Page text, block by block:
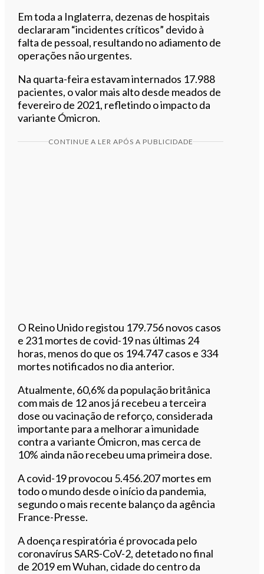
Em toda a Inglaterra, dezenas de hospitais
declararam “incidentes críticos” devido à
falta de pessoal, resultando no adiamento de
operações não urgentes.
Na quarta-feira estavam internados 17.988
pacientes, o valor mais alto desde meados de
fevereiro de 2021, refletindo o impacto da
variante Ómicron.
CONTINUE A LER APÓS A PUBLICIDADE
O Reino Unido registou 179.756 novos casos
e 231 mortes de covid-19 nas últimas 24
horas, menos do que os 194.747 casos e 334
mortes notificados no dia anterior.
Atualmente, 60,6% da população britânica
com mais de 12 anos já recebeu a terceira
dose ou vacinação de reforço, considerada
importante para a melhorar a imunidade
contra a variante Ómicron, mas cerca de
10% ainda não recebeu uma primeira dose.
A covid-19 provocou 5.456.207 mortes em
todo o mundo desde o início da pandemia,
segundo o mais recente balanço da agência
France-Presse.
A doença respiratória é provocada pelo
coronavírus SARS-CoV-2, detetado no final
de 2019 em Wuhan, cidade do centro da